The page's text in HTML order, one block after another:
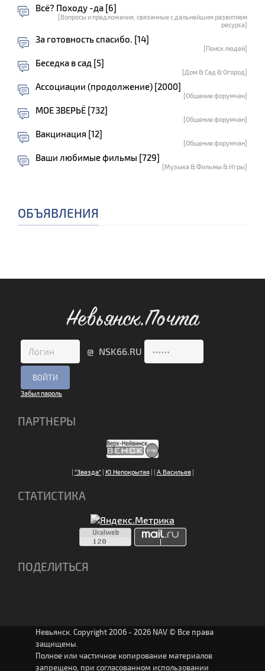
Всё? Походу -да [6]
[Вопросы и предложения, связанные с дальнейшим развитием
ресурса]
За готовность спасибо. [14]
[Поиск людей]
Беседка в сад [5]
[Дом & Сад & Огород]
Ассоциации (продолжение) [2000]
[Общение форумчан]
МОЕ ЗВЕРЬЁ [732]
[Общение форумчан]
Вакцинация [12]
[Общение форумчан]
Ваши любимые фильмы [729]
[Музыка & Фильмы & Игры]
ОБЪЯВЛЕНИЯ
Невьянск.Почта
@ NSK66.RU
Забыл пароль
ПАРТНЕРЫ
| "Звезда"| Ю.Непокрытая| | А.Васильев|
СТАТИСТИКА
ПОДЕЛИТЬСЯ
Невьянск. Copyright 2006 - 2026 NAV © Все права
защищены.
Полное или частичное копирование материалов
запрещено, при согласованном использовании